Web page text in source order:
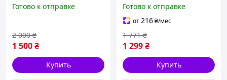
Cactus Jack Utopia / Circus
Готово к отправке
1 500₴
2 000 ₴
Купить
Streetwear Without DBUY
Чоловіча Оверсайз
Футболка Чорна
Виварена З Принтом
Готово к отправке
от216₴/мес
1 299₴
1 771 ₴
Купить